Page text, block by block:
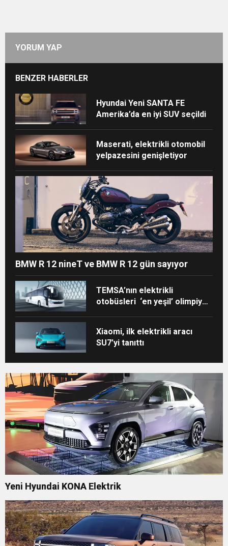
YORUM YAP
BENZER HABERLER
Hyundai Yeni SANTA FE
Amerika’da en iyi SUV seçildi
Maserati, elektrikli otomobil
yelpazesini genişletiyor
BMW R 12 nineT ve BMW R 12 gün sayıyor
TEMSA’nın elektrikli
otobüsleri ‘en yeşil’ olimpiyat
Xiaomi, ilk elektrikli aracı
SU7’yi tanıttı
Yeni Hyundai KONA Elektrik